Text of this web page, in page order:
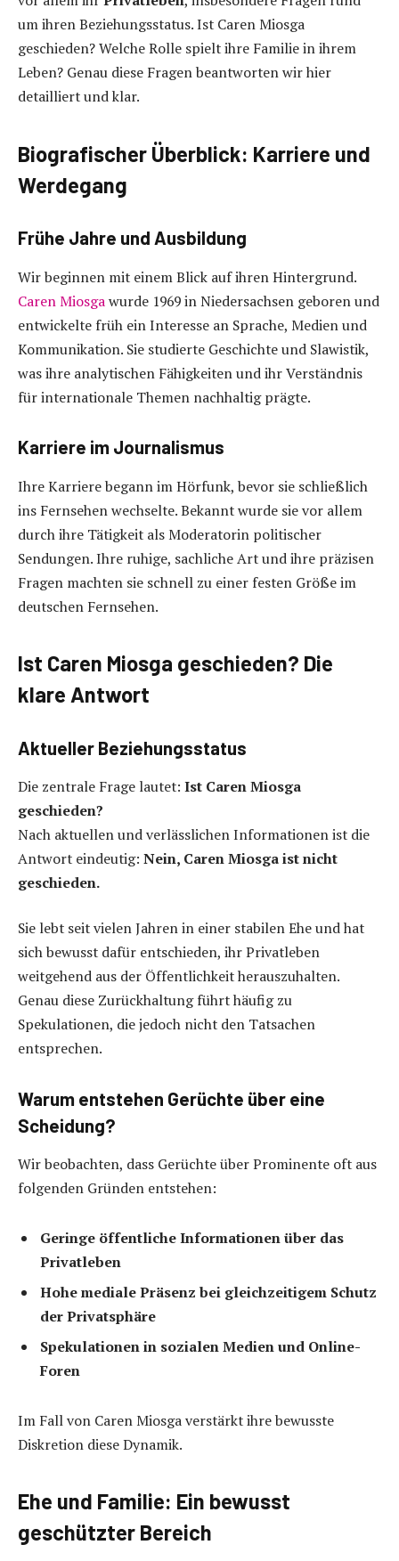
um ihren Beziehungsstatus. Ist Caren Miosga
geschieden? Welche Rolle spielt ihre Familie in ihrem
Leben? Genau diese Fragen beantworten wir hier
detailliert und klar.
Biografischer Überblick: Karriere und
Werdegang
Frühe Jahre und Ausbildung
Wir beginnen mit einem Blick auf ihren Hintergrund.
Caren Miosgawurde 1969 in Niedersachsen geboren und
entwickelte früh ein Interesse an Sprache, Medien und
Kommunikation. Sie studierte Geschichte und Slawistik,
was ihre analytischen Fähigkeiten und ihr Verständnis
für internationale Themen nachhaltig prägte.
Karriere im Journalismus
Ihre Karriere begann im Hörfunk, bevor sie schließlich
ins Fernsehen wechselte. Bekannt wurde sie vor allem
durch ihre Tätigkeit als Moderatorin politischer
Sendungen. Ihre ruhige, sachliche Art und ihre präzisen
Fragen machten sie schnell zu einer festen Größe im
deutschen Fernsehen.
Ist Caren Miosga geschieden? Die
klare Antwort
Aktueller Beziehungsstatus
Die zentrale Frage lautet: Ist Caren Miosga
geschieden?
Nach aktuellen und verlässlichen Informationen ist die
Antwort eindeutig: Nein, Caren Miosga ist nicht
geschieden.
Sie lebt seit vielen Jahren in einer stabilen Ehe und hat
sich bewusst dafür entschieden, ihr Privatleben
weitgehend aus der Öffentlichkeit herauszuhalten.
Genau diese Zurückhaltung führt häufig zu
Spekulationen, die jedoch nicht den Tatsachen
entsprechen.
Warum entstehen Gerüchte über eine
Scheidung?
Wir beobachten, dass Gerüchte über Prominente oft aus
folgenden Gründen entstehen:
Geringe öffentliche Informationen über das
Privatleben
Hohe mediale Präsenz bei gleichzeitigem Schutz
der Privatsphäre
Spekulationen in sozialen Medien und Online-
Foren
Im Fall von Caren Miosga verstärkt ihre bewusste
Diskretion diese Dynamik.
Ehe und Familie: Ein bewusst
geschützter Bereich